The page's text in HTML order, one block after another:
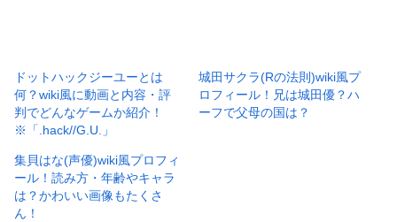
ドットハックジーユーとは
何？wiki風に動画と内容・評
判でどんなゲームか紹介！
※「.hack//G.U.」
城田サクラ(Rの法則)wiki風プ
ロフィール！兄は城田優？ハ
ーフで父母の国は？
集貝はな(声優)wiki風プロフィ
ール！読み方・年齢やキャラ
は？かわいい画像もたくさ
ん！